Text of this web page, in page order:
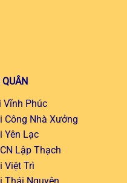
Vĩnh Phúc
Công Nhà Xưởng
Yên Lạc
Lập Thạch
Việt Trì